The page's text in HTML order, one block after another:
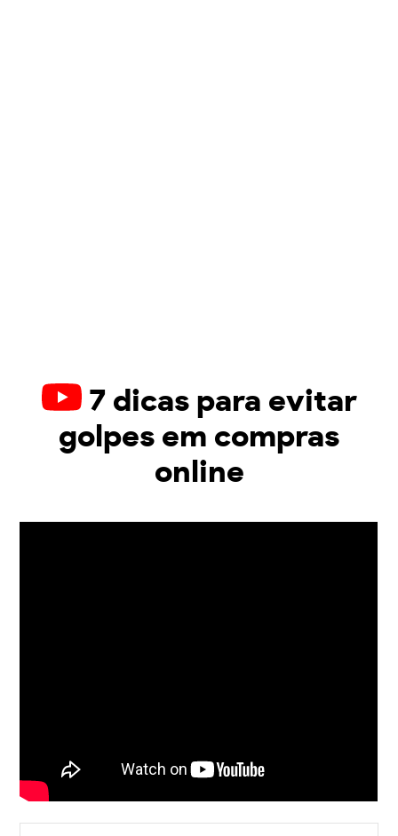
7 dicas para evitar
golpes em compras
online